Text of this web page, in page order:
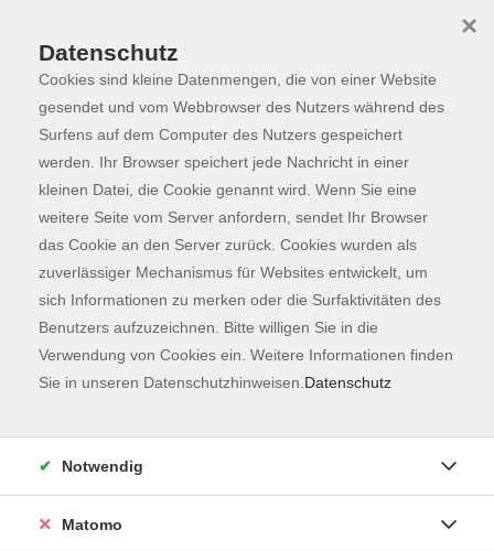
Skip to main content
Programm
Der Kurs konnte nicht gefunden werden.
Kontaktformular
Impressum
AGB
Datenschutzerklärung
Datenschutz
Cookies sind kleine Datenmengen, die von einer Website
gesendet und vom Webbrowser des Nutzers während des
Surfens auf dem Computer des Nutzers gespeichert
werden. Ihr Browser speichert jede Nachricht in einer
kleinen Datei, die Cookie genannt wird. Wenn Sie eine
weitere Seite vom Server anfordern, sendet Ihr Browser
das Cookie an den Server zurück. Cookies wurden als
zuverlässiger Mechanismus für Websites entwickelt, um
sich Informationen zu merken oder die Surfaktivitäten des
Benutzers aufzuzeichnen. Bitte willigen Sie in die
Verwendung von Cookies ein. Weitere Informationen finden
Sie in unseren Datenschutzhinweisen. Datenschutz
×
Notwendig
Matomo